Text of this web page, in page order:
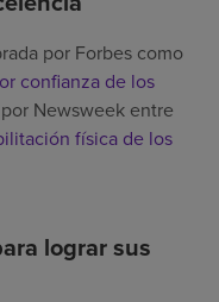
por Forbes como
confianza de los
Newsweek entre
física de los
lograr sus